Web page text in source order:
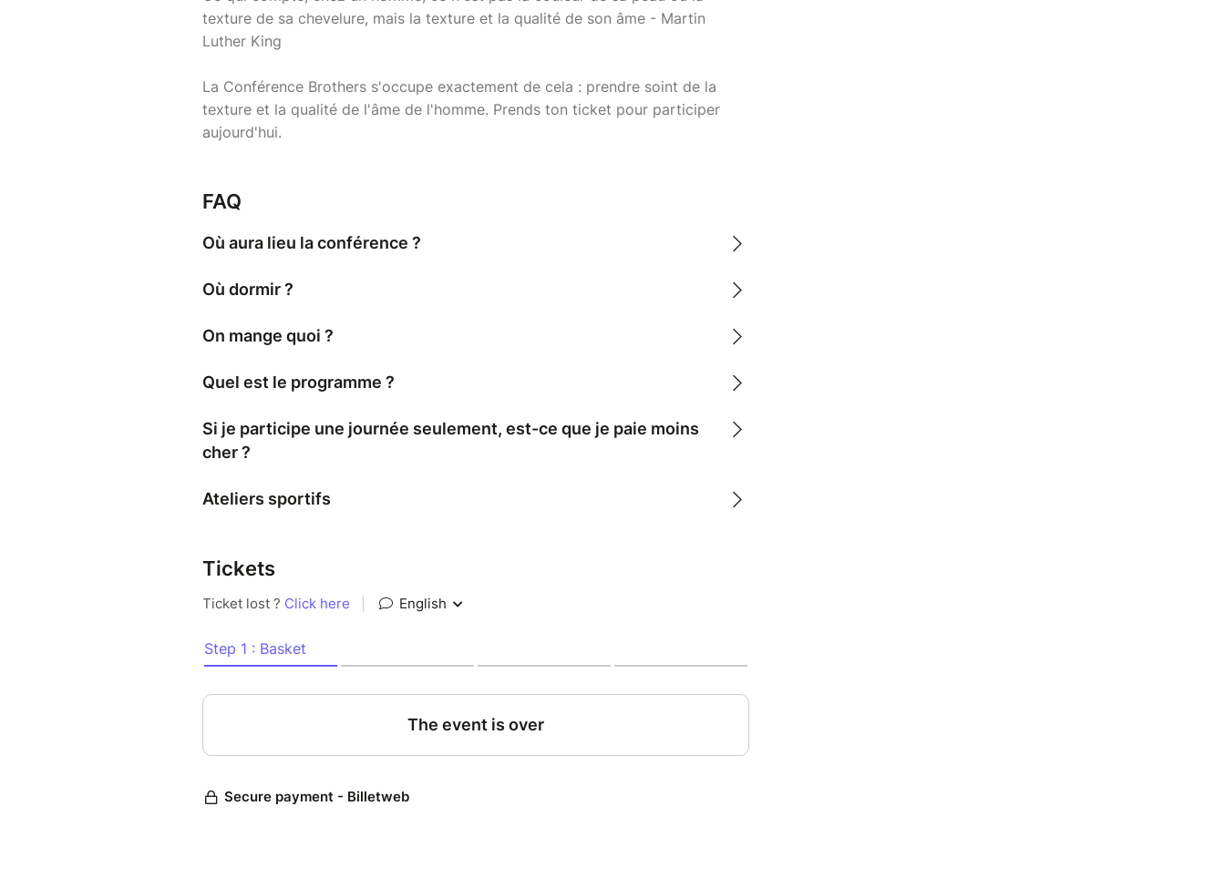
texture de sa chevelure, mais la texture et la qualité de son âme - Martin
Luther King
La Conférence Brothers s'occupe exactement de cela : prendre soint de la
texture et la qualité de l'âme de l'homme. Prends ton ticket pour participer
aujourd'hui.
FAQ
Où aura lieu la conférence ?
Où dormir ?
On mange quoi ?
Quel est le programme ?
Si je participe une journée seulement, est-ce que je paie moins
cher ?
Ateliers sportifs
Tickets